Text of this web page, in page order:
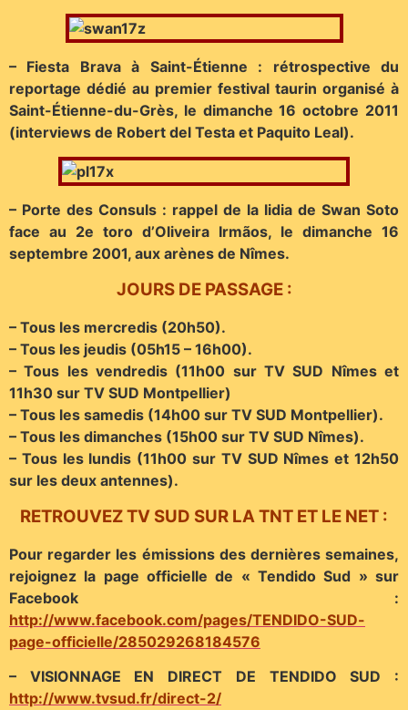
– Fiesta Brava à Saint-Étienne : rétrospective du
reportage dédié au premier festival taurin organisé à
Saint-Étienne-du-Grès, le dimanche 16 octobre 2011
(interviews de Robert del Testa et Paquito Leal).
– Porte des Consuls : rappel de la lidia de Swan Soto
face au 2e toro d’Oliveira Irmãos, le dimanche 16
septembre 2001, aux arènes de Nîmes.
JOURS DE PASSAGE :
– Tous les mercredis (20h50).
– Tous les jeudis (05h15 – 16h00).
– Tous les vendredis (11h00 sur TV SUD Nîmes et
11h30 sur TV SUD Montpellier)
– Tous les samedis (14h00 sur TV SUD Montpellier).
– Tous les dimanches (15h00 sur TV SUD Nîmes).
– Tous les lundis (11h00 sur TV SUD Nîmes et 12h50
sur les deux antennes).
RETROUVEZ TV SUD SUR LA TNT ET LE NET :
Pour regarder les émissions des dernières semaines,
rejoignez la page officielle de « Tendido Sud » sur
Facebook :
http://www.facebook.com/pages/TENDIDO-SUD-
page-officielle/285029268184576
– VISIONNAGE EN DIRECT DE TENDIDO SUD :
http://www.tvsud.fr/direct-2/